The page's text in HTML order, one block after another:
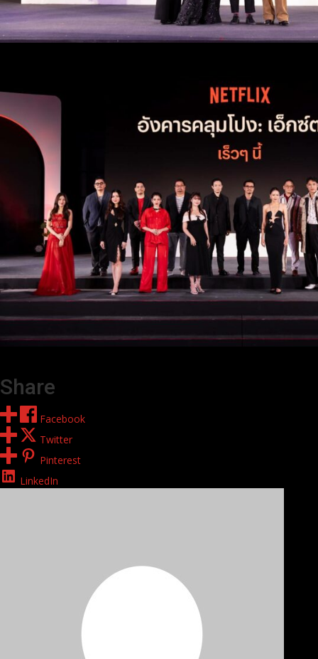
Share
Facebook
Twitter
Pinterest
LinkedIn